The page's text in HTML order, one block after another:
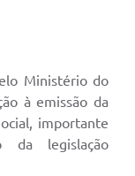
Ministério do
à emissão da
importante
da legislação